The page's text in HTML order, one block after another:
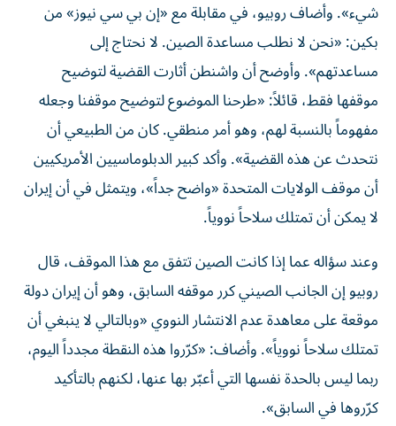
شيء». وأضاف روبيو، في مقابلة مع «إن بي سي نيوز» من
بكين: «نحن لا نطلب مساعدة الصين. لا نحتاج إلى
مساعدتهم». وأوضح أن واشنطن أثارت القضية لتوضيح
موقفها فقط، قائلاً: «طرحنا الموضوع لتوضيح موقفنا وجعله
مفهوماً بالنسبة لهم، وهو أمر منطقي. كان من الطبيعي أن
نتحدث عن هذه القضية». وأكد كبير الدبلوماسيين الأمريكيين
أن موقف الولايات المتحدة «واضح جداً»، ويتمثل في أن إيران
لا يمكن أن تمتلك سلاحاً نووياً.
وعند سؤاله عما إذا كانت الصين تتفق مع هذا الموقف، قال
روبيو إن الجانب الصيني كرر موقفه السابق، وهو أن إيران دولة
موقعة على معاهدة عدم الانتشار النووي «وبالتالي لا ينبغي أن
تمتلك سلاحاً نووياً». وأضاف: «كرّروا هذه النقطة مجدداً اليوم،
ربما ليس بالحدة نفسها التي أعبّر بها عنها، لكنهم بالتأكيد
كرّروها في السابق».